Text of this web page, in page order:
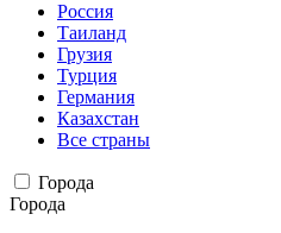
Россия
Таиланд
Грузия
Турция
Германия
Казахстан
Все страны
Города
Города